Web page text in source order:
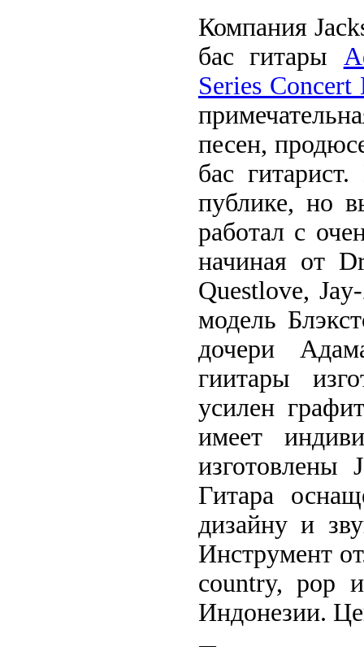
Компания
бас гитары
Series Concert
песен,
бас
публике, но
работал с
начиная от
Questlove,
модель
дочери
гиитары
усилен
имеет
изготовлены
Гитара
дизайну и
Инструмент
country, pop
Индонезии.